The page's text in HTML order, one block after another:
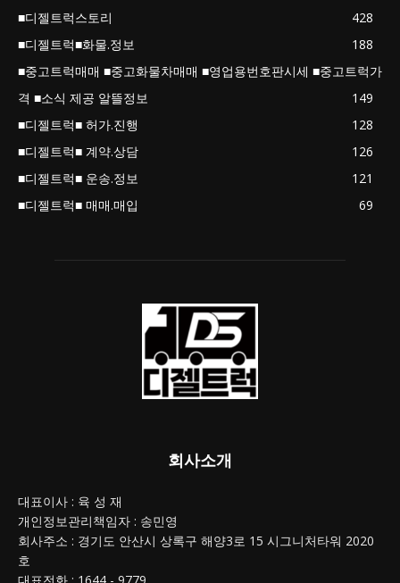
■디젤트럭스토리
428
■디젤트럭■화물.정보
188
■중고트럭매매 ■중고화물차매매 ■영업용번호판시세 ■중고트럭가
격 ■소식 제공 알뜰정보
149
■디젤트럭■ 허가.진행
128
■디젤트럭■ 계약.상담
126
■디젤트럭■ 운송.정보
121
■디젤트럭■ 매매.매입
69
회사소개
대표이사 : 육 성 재
개인정보관리책임자 : 송민영
회사주소 : 경기도 안산시 상록구 해양3로 15 시그니처타워 2020
호